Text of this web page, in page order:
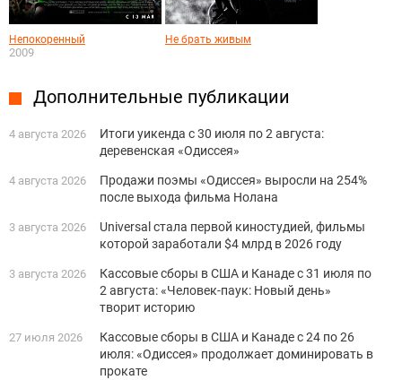
Непокоренный
2009
Не брать живым
Дополнительные публикации
4 августа 2026
Итоги уикенда с 30 июля по 2 августа:
деревенская «Одиссея»
4 августа 2026
Продажи поэмы «Одиссея» выросли на 254%
после выхода фильма Нолана
3 августа 2026
Universal стала первой киностудией, фильмы
которой заработали $4 млрд в 2026 году
3 августа 2026
Кассовые сборы в США и Канаде с 31 июля по
2 августа: «Человек-паук: Новый день»
творит историю
27 июля 2026
Кассовые сборы в США и Канаде с 24 по 26
июля: «Одиссея» продолжает доминировать в
прокате